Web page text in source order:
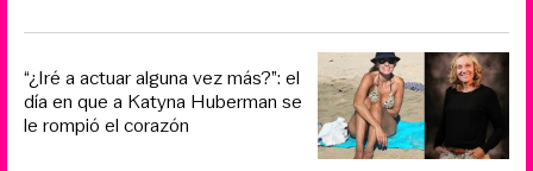
“¿Iré a actuar alguna vez más?”: el
día en que a Katyna Huberman se
le rompió el corazón